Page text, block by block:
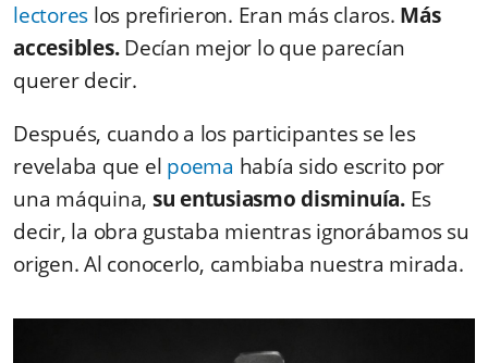
lectores los prefirieron. Eran más claros. Más
accesibles.Decían mejor lo que parecían
querer decir.
Después, cuando a los participantes se les
revelaba que el poema había sido escrito por
una máquina, su entusiasmo disminuía. Es
decir, la obra gustaba mientras ignorábamos su
origen. Al conocerlo, cambiaba nuestra mirada.